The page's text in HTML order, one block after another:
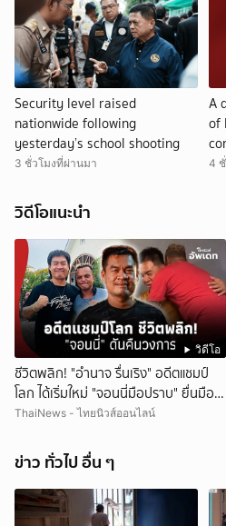
Security level raised
nationwide following
yesterday’s school shooting
3 ชั่วโมงที่ผ่านมา
A
of
4
วิดีโอแนะนำ
วิดีโอ
ชีวิตพลิก! "อำนาจ รื่นเริง" อดีตแชมป์
โลก ได้เริ่มใหม่ "จอนนี่มือปราบ" ยื่นมือ
ช่วย ดันขึ้นแท่นครูมวย
ThaiNews - ไทยนิวส์ออนไลน์
ข่าว ทั่วไป อื่น ๆ